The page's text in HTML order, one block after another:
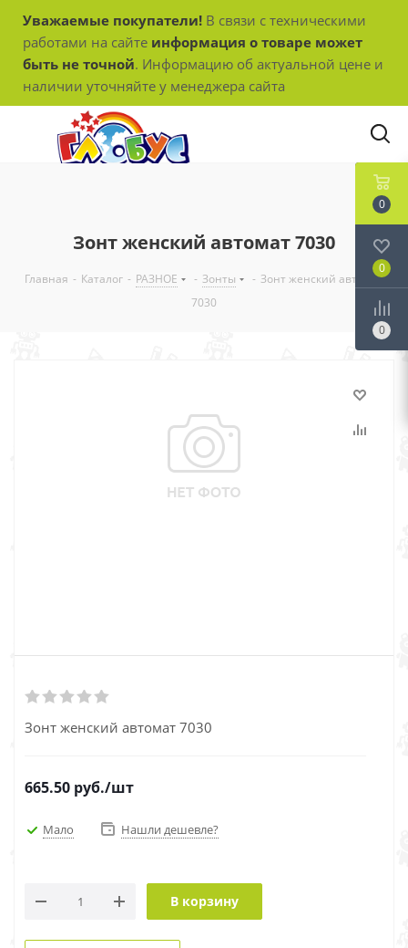
Уважаемые покупатели! В связи с техническими
работами на сайте информация о товаре может
быть не точной. Информацию об актуальной цене и
наличии уточняйте у менеджера сайта
Зонт женский автомат 7030
Главная - Каталог - РАЗНОЕ - Зонты - Зонт женский автомат
7030
Зонт женский автомат 7030
665.50 руб./шт
Мало Нашли дешевле?
В корзину
0
0
0